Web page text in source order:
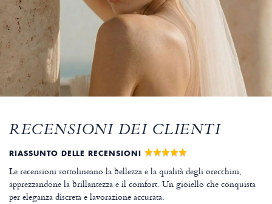
RECENSIONI DEI CLIENTI
RIASSUNTO DELLE RECENSIONI
Le recensioni sottolineano la bellezza e la qualità degli orecchini,
apprezzandone la brillantezza e il comfort. Un gioiello che conquista
per eleganza discreta e lavorazione accurata.